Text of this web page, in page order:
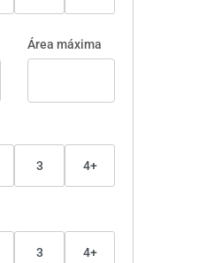
Área máxima
3 4+
3 4+